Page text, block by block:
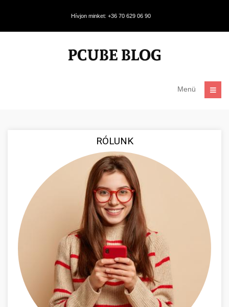
Hívjon minket: +36 70 629 06 90
Menü
RÓLUNK